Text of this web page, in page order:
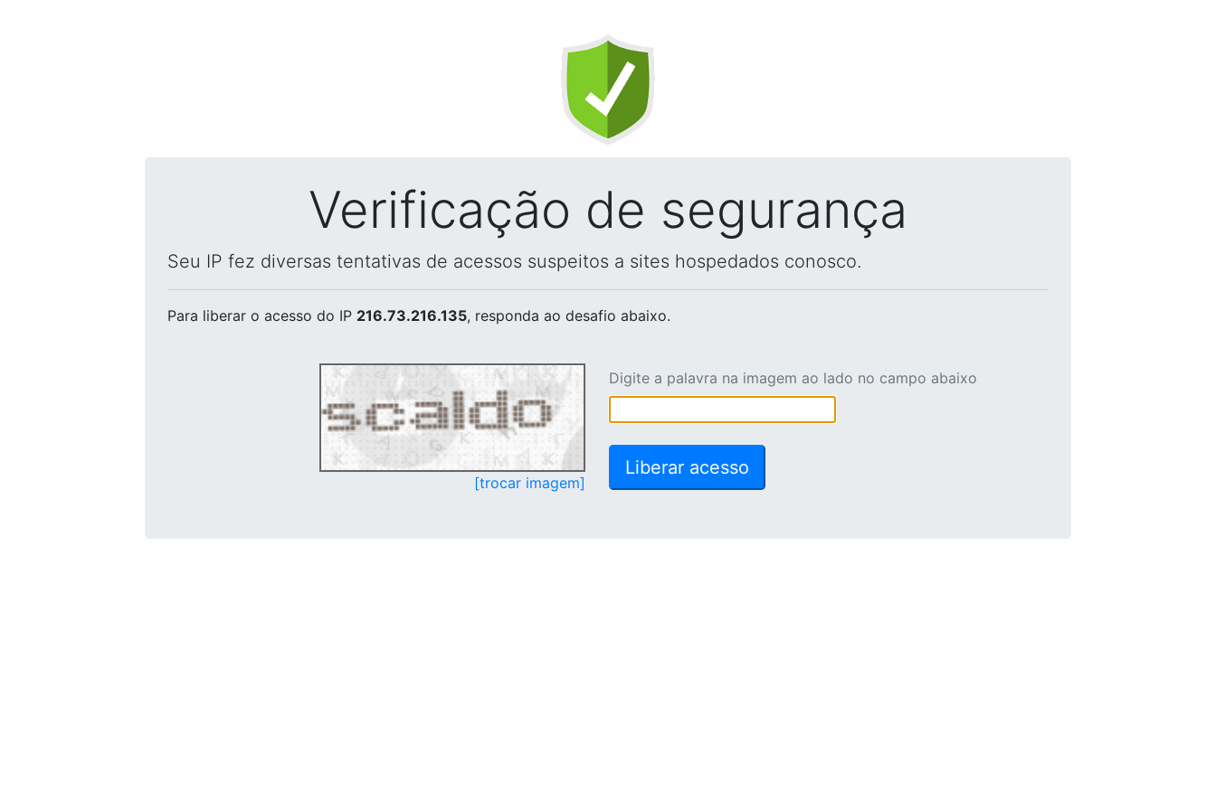
Verificação de segurança
Seu IP fez diversas tentativas de acessos suspeitos a sites hospedados conosco.
Para liberar o acesso do IP 216.73.216.135, responda ao desafio abaixo.
[trocar imagem]
Digite a palavra na imagem ao lado no campo abaixo